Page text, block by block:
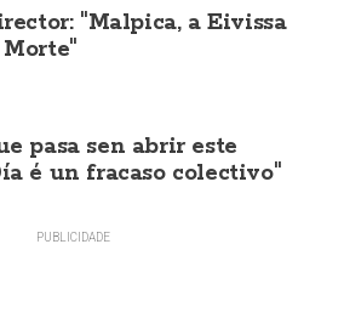
"Malpica, a Eivissa
pasa sen abrir este
é un fracaso colectivo"